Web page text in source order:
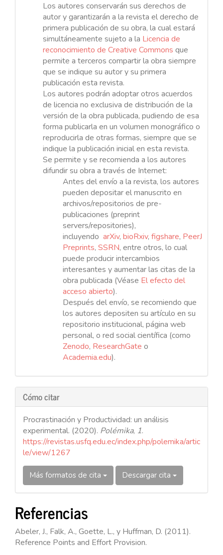
Los autores conservarán sus derechos de
autor y garantizarán a la revista el derecho de
primera publicación de su obra, la cual estará
simultáneamente sujeto a la Licencia de
reconocimiento de Creative Commons que
permite a terceros compartir la obra siempre
que se indique su autor y su primera
publicación esta revista.
Los autores podrán adoptar otros acuerdos
de licencia no exclusiva de distribución de la
versión de la obra publicada, pudiendo de esa
forma publicarla en un volumen monográfico o
reproducirla de otras formas, siempre que se
indique la publicación inicial en esta revista.
Se permite y se recomienda a los autores
difundir su obra a través de Internet:
Antes del envío a la revista, los autores
pueden depositar el manuscrito en
archivos/repositorios de pre-
publicaciones (preprint
servers/repositories),
incluyendo arXiv, bioRxiv, figshare, PeerJ
Preprints, SSRN, entre otros, lo cual
puede producir intercambios
interesantes y aumentar las citas de la
obra publicada (Véase El efecto del
acceso abierto).
Después del envío, se recomiendo que
los autores depositen su artículo en su
repositorio institucional, página web
personal, o red social científica (como
Zenodo, ResearchGate o
Academia.edu).
Cómo citar
Procrastinación y Productividad: un análisis
experimental. (2020). Polémika, 1.
https://revistas.usfq.edu.ec/index.php/polemika/artic
le/view/1267
Más formatos de cita Descargar cita
Referencias
Abeler, J., Falk, A., Goette, L., y Huffman, D. (2011).
Reference Points and Effort Provision.